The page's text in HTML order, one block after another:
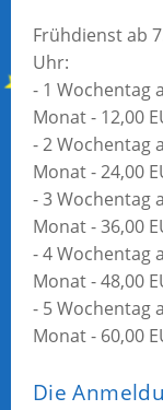
Frühdienst ab
Uhr:
- 1 Wochentag
Monat - 12,00
- 2 Wochentag
Monat - 24,00
- 3 Wochentag
Monat - 36,00
- 4 Wochentag
Monat - 48,00
- 5 Wochentag
Monat - 60,00
Die